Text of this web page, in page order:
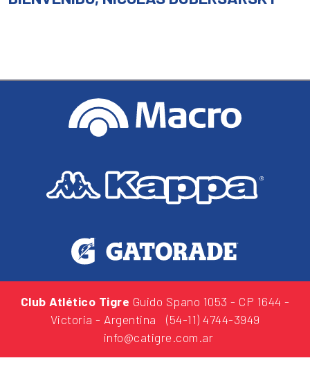
Club Atlético Tigre Guido Spano 1053 - CP 1644 -
Victoria - Argentina
(54-11) 4744-3949
info@catigre.com.ar